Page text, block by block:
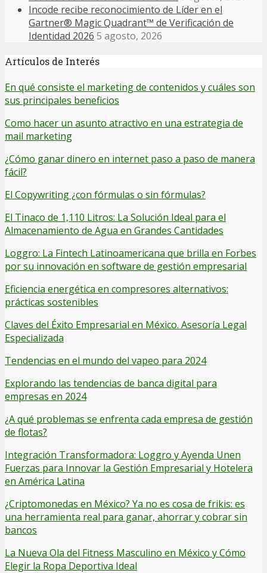
Incode recibe reconocimiento de Líder en el
Gartner® Magic Quadrant™ de Verificación de
Identidad 2026 5 agosto, 2026
Artículos de Interés
En qué consiste el marketing de contenidos y cuáles son
sus principales beneficios
Como hacer un asunto atractivo en una estrategia de
mail marketing
¿Cómo ganar dinero en internet paso a paso de manera
fácil?
El Copywriting ¿con fórmulas o sin fórmulas?
El Tinaco de 1,110 Litros: La Solución Ideal para el
Almacenamiento de Agua en Grandes Cantidades
Loggro: La Fintech Latinoamericana que brilla en Forbes
por su innovación en software de gestión empresarial
Eficiencia energética en compresores alternativos:
prácticas sostenibles
Claves del Éxito Empresarial en México. Asesoría Legal
Especializada
Tendencias en el mundo del vapeo para 2024
Explorando las tendencias de banca digital para
empresas en 2024
¿A qué problemas se enfrenta cada empresa de gestión
de flotas?
Integración Transformadora: Loggro y Ayenda Unen
Fuerzas para Innovar la Gestión Empresarial y Hotelera
en América Latina
¿Criptomonedas en México? Ya no es cosa de frikis: es
una herramienta real para ganar, ahorrar y cobrar sin
bancos
La Nueva Ola del Fitness Masculino en México y Cómo
Elegir la Ropa Deportiva Ideal